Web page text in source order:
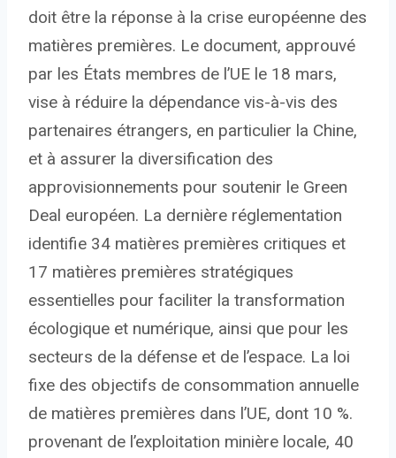
doit être la réponse à la crise européenne des
matières premières. Le document, approuvé
par les États membres de l’UE le 18 mars,
vise à réduire la dépendance vis-à-vis des
partenaires étrangers, en particulier la Chine,
et à assurer la diversification des
approvisionnements pour soutenir le Green
Deal européen. La dernière réglementation
identifie 34 matières premières critiques et
17 matières premières stratégiques
essentielles pour faciliter la transformation
écologique et numérique, ainsi que pour les
secteurs de la défense et de l’espace. La loi
fixe des objectifs de consommation annuelle
de matières premières dans l’UE, dont 10 %.
provenant de l’exploitation minière locale, 40